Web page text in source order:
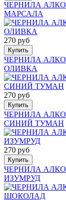
ЧЕРНИЛА
МАРСАЛА
270 руб
Купить
ЧЕРНИЛА
ОЛИВКА
270 руб
Купить
ЧЕРНИЛА
СИНИЙ ТУМАН
270 руб
Купить
ЧЕРНИЛА
ИЗУМРУД